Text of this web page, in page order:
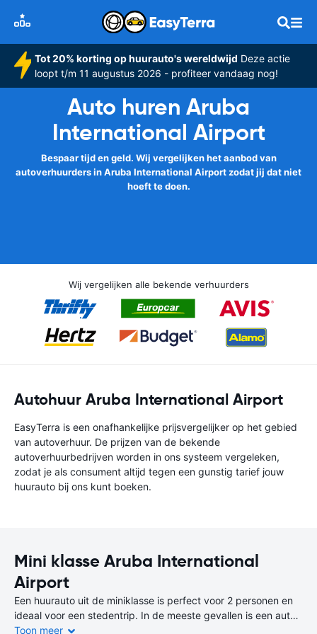
Tot 20% korting op huurauto's wereldwijd Deze actie
loopt t/m 11 augustus 2026 - profiteer vandaag nog!
Auto huren Aruba
International Airport
Bespaar tijd en geld. Wij vergelijken het aanbod van
autoverhuurders in Aruba International Airport zodat jij dat niet
hoeft te doen.
Wij vergelijken alle bekende verhuurders
Autohuur Aruba International Airport
EasyTerra is een onafhankelijke prijsvergelijker op het gebied
van autoverhuur. De prijzen van de bekende
autoverhuurbedrijven worden in ons systeem vergeleken,
zodat je als consument altijd tegen een gunstig tarief jouw
huurauto bij ons kunt boeken.
Mini klasse Aruba International
Airport
Een huurauto uit de miniklasse is perfect voor 2 personen en
ideaal voor een stedentrip. In de meeste gevallen is een auto
uit de miniklasse de goedkoopste en zuinigste keuze.
Toon meer